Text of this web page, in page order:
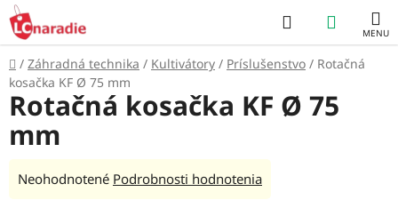
Prejsť
na
obsah
Hľadať
KOŠÍK
Domov
/ Záhradná technika / Kultivátory / Príslušenstvo / Rotačná
kosačka KF Ø 75 mm
Rotačná kosačka KF Ø 75
mm
Priemerné
Neohodnotené Podrobnosti hodnotenia